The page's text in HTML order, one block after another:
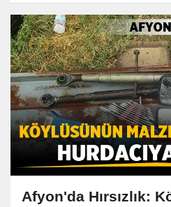
Afyon'da Hırsızlık: